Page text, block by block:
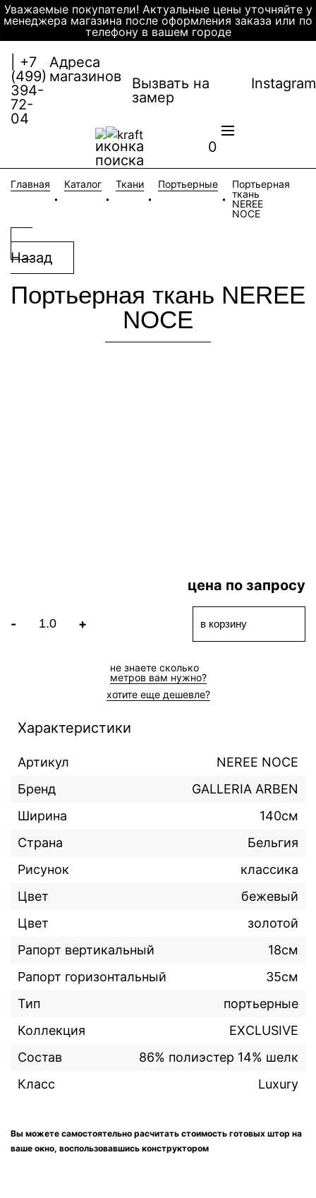
Уважаемые покупатели! Актуальные цены уточняйте у
менеджера магазина после оформления заказа или по
телефону в вашем городе
| +7
(499)
394-
72-
04
Адреса
магазинов
Вызвать на
замер
Instagram
0
Главная Каталог Ткани Портьерные
Портьерная
ткань
NEREE
NOCE
Назад
Портьерная ткань NEREE
NOCE
цена по запросу
- + в корзину
не знаете сколькo
метров вам нужно?
хотите еще дешевле?
Характеристики
Артикул
NEREE NOCE
Бренд
GALLERIA ARBEN
Ширина
140см
Страна
Бельгия
Рисунок
классика
Цвет
бежевый
Цвет
золотой
Рапорт вертикальный
18см
Рапорт горизонтальный
35см
Тип
портьерные
Коллекция
EXCLUSIVE
Состав
86% полиэстер 14% шелк
Класс
Luxury
Вы можете самостоятельно расчитать стоимость готовых штор на
ваше окно, воспользовавшись конструктором